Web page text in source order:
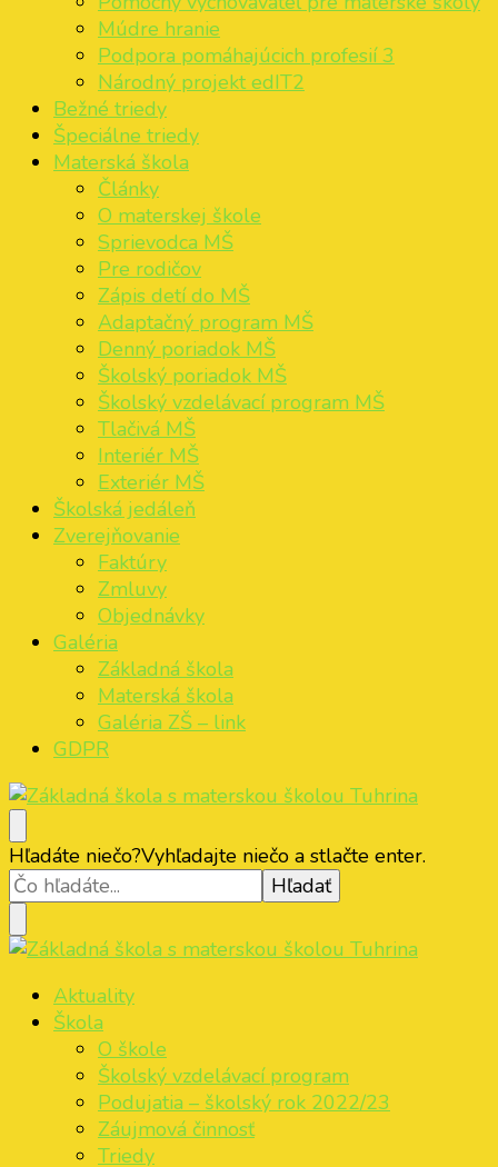
Múdre hranie
Podpora pomáhajúcich profesií 3
Národný projekt edIT2
Bežné triedy
Špeciálne triedy
Materská škola
Články
O materskej škole
Sprievodca MŠ
Pre rodičov
Zápis detí do MŠ
Adaptačný program MŠ
Denný poriadok MŠ
Školský poriadok MŠ
Školský vzdelávací program MŠ
Tlačivá MŠ
Interiér MŠ
Exteriér MŠ
Školská jedáleň
Zverejňovanie
Faktúry
Zmluvy
Objednávky
Galéria
Základná škola
Materská škola
Galéria ZŠ – link
GDPR
Základná škola s materskou školou Tuhrina
ZŠ s MŠ Tuhrina
Hľadáte niečo?Vyhľadajte niečo a stlačte enter.
Základná škola s materskou školou Tuhrina
ZŠ s MŠ Tuhrina
Aktuality
Škola
O škole
Školský vzdelávací program
Podujatia – školský rok 2022/23
Záujmová činnosť
Triedy